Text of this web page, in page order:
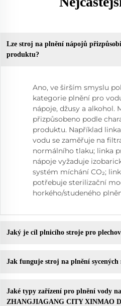
Lze stroj na plnění nápojů
produktu?
Ano, ve širším smyslu
kategorie plnění pro
nápoje, džusy a alkohol.
přizpůsobeno podle
produktu. Například
vodu se zaměřuje na
normálního tlaku; linka
nápoje vyžaduje
systém míchání CO₂;
potřebuje sterilizační
horkého/studeného
Jaký je cíl plnicího stroje pro
Jak funguje stroj na plnění sycených
Jaké typy zařízení pro plnění vody
ZHANGJIAGANG CITY XINMAO